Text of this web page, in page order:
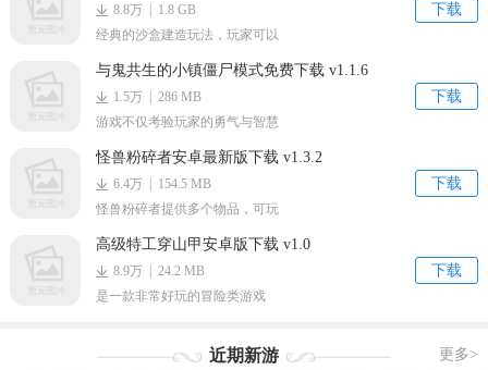
下载
8.8万 | 1.8 GB
经典的沙盒建造玩法，玩家可以
与鬼共生的小镇僵尸模式免费下载 v1.1.6
下载
1.5万 | 286 MB
游戏不仅考验玩家的勇气与智慧
怪兽粉碎者安卓最新版下载 v1.3.2
下载
6.4万 | 154.5 MB
怪兽粉碎者提供多个物品，可玩
高级特工穿山甲安卓版下载 v1.0
下载
8.9万 | 24.2 MB
是一款非常好玩的冒险类游戏
更多>
近期新游